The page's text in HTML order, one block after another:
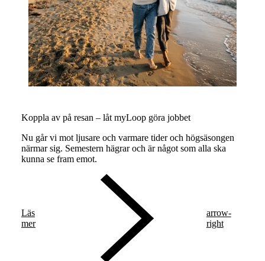
Koppla av på resan – låt myLoop göra jobbet
Nu går vi mot ljusare och varmare tider och högsäsongen
närmar sig. Semestern hägrar och är något som alla ska
kunna se fram emot.
Läs
mer
arrow-
right